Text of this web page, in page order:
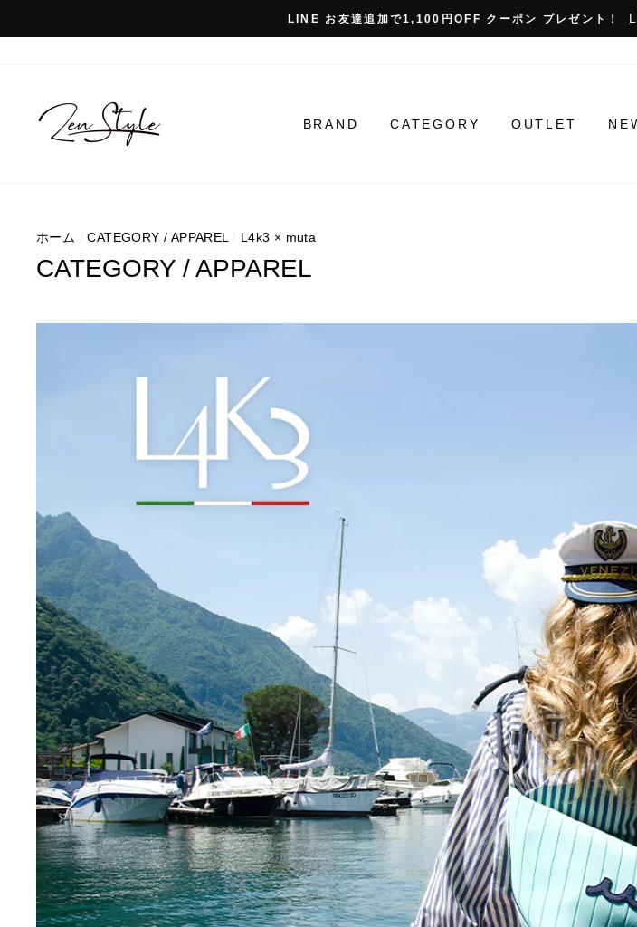
ン
LINE お友達追加で1,100円OFF クーポン プレゼント！
BRAND CATEGORY OUTLET
ホーム / CATEGORY / APPAREL / L4k3 × muta
CATEGORY / APPAREL